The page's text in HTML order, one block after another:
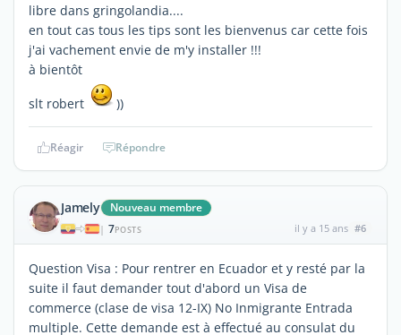
libre dans gringolandia....
en tout cas tous les tips sont les bienvenus car cette fois
j'ai vachement envie de m'y installer !!!
à bientôt
slt robert
))
Réagir Répondre
Jamely Nouveau membre
| 7POSTS il y a 15 ans #6
Question Visa : Pour rentrer en Ecuador et y resté par la
suite il faut demander tout d'abord un Visa de
commerce (clase de visa 12-IX) No Inmigrante Entrada
multiple. Cette demande est à effectué au consulat du